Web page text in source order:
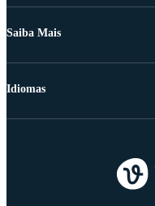
Saiba Mais
Idiomas